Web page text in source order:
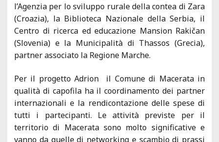
l’Agenzia per lo sviluppo rurale della contea di Zara
(Croazia), la Biblioteca Nazionale della Serbia, il
Centro di ricerca ed educazione Mansion Rakičan
(Slovenia) e la Municipalità di Thassos (Grecia),
partner associato la Regione Marche.
Per il progetto Adrion il Comune di Macerata in
qualità di capofila ha il coordinamento dei partner
internazionali e la rendicontazione delle spese di
tutti i partecipanti. Le attività previste per il
territorio di Macerata sono molto significative e
vanno da quelle di networking e scambio di prassi